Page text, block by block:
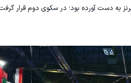
به دست آورده بود؛ در سکوی دوم قرار